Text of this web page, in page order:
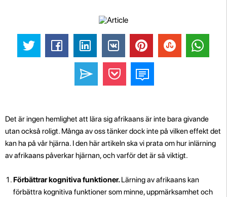
Det är ingen hemlighet att lära sig afrikaans är inte bara givande
utan också roligt. Många av oss tänker dock inte på vilken effekt det
kan ha på vår hjärna. I den här artikeln ska vi prata om hur inlärning
av afrikaans påverkar hjärnan, och varför det är så viktigt.
Förbättrar kognitiva funktioner.Lärning av afrikaans kan
förbättra kognitiva funktioner som minne, uppmärksamhet och